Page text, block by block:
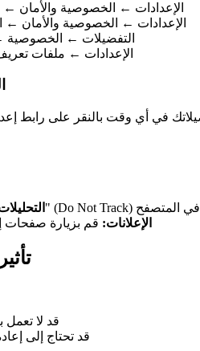
الإعدادات ← الخصوصية والأمان ←
الإعدادات ← الخصوصية والأمان ←
التفضيلات ← الخصوصية
الإعدادات ← ملفات
استخدم إعدادات "عدم التعقب" (Do Not Track) في المتصفح
الإعلانات: قم بزيارة صفحات
6.
قد لا
قد تحتاج إلى